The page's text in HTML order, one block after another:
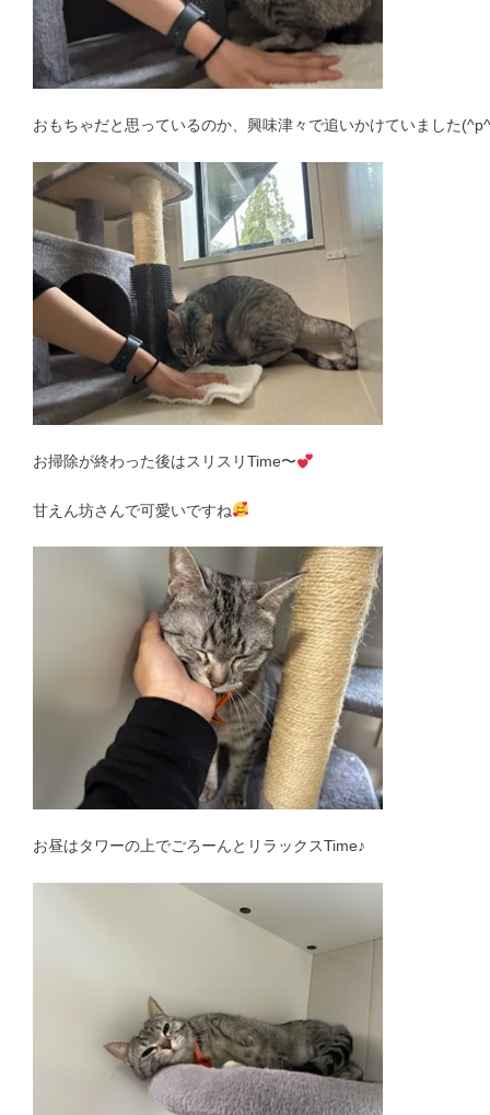
おもちゃだと思っているのか、興味津々で追いかけていました
お掃除が終わった後はスリスリTime〜
甘えん坊さんで可愛いですね
お昼はタワーの上でごろーんとリラックスTime♪